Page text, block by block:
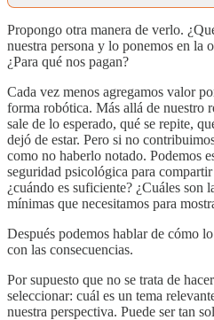
Propongo otra manera de verlo.
nuestra persona y lo ponemos en la
¿Para qué nos pagan?
Cada vez menos agregamos valor
forma robótica. Más allá de nuestro
sale de lo esperado, qué se repite,
dejó de estar. Pero si no
como no haberlo notado. Podemos
seguridad psicológica para
¿cuándo es suficiente? ¿Cuáles son
mínimas que necesitamos para
Después podemos hablar de cómo
con las consecuencias.
Por supuesto que no se trata de
seleccionar: cuál es un tema
nuestra perspectiva. Puede ser tan